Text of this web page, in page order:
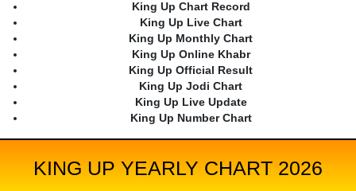
King Up Chart Record
King Up Live Chart
King Up Monthly Chart
King Up Online Khabr
King Up Official Result
King Up Jodi Chart
King Up Live Update
King Up Number Chart
KING UP YEARLY CHART 2026